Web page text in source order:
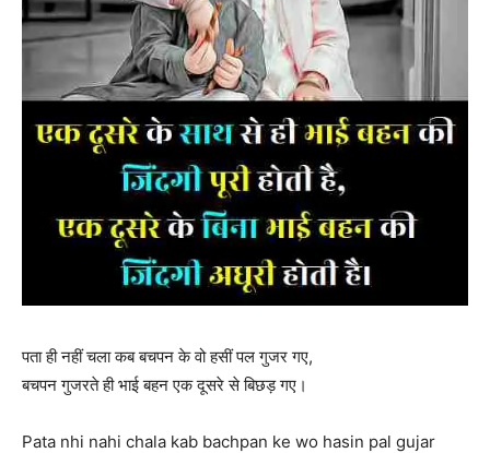
पता ही नहीं चला कब बचपन के वो हसीं पल गुजर गए,
बचपन गुजरते ही भाई बहन एक दूसरे से बिछड़ गए।
Pata nhi nahi chala kab bachpan ke wo hasin pal gujar